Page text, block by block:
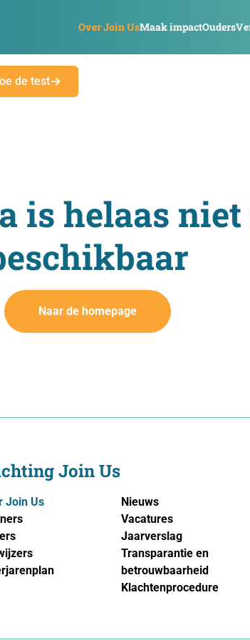
Over Join UsMaak impactOuders
de test
is helaas
Naar de homepage
Join Us
Join Us
Nieuws
Vacatures
Jaarverslag
Transparantie en
betrouwbaarheid
Klachtenprocedure